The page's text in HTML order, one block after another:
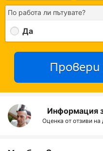
По работа ли пътувате?
Да
Информация
Оценка от отзиви на